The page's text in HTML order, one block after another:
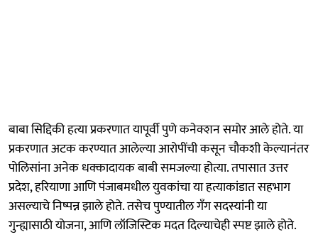
बाबा सिद्दिकी हत्या प्रकरणात यापूर्वी पुणे कनेक्शन समोर आले होते. या
प्रकरणात अटक करण्यात आलेल्या आरोपींची कसून चौकशी केल्यानंतर
पोलिसांना अनेक धक्कादायक बाबी समजल्या होत्या. तपासात उत्तर
प्रदेश, हरियाणा आणि पंजाबमधील युवकांचा या हत्याकांडात सहभाग
असल्याचे निष्पन्न झाले होते. तसेच पुण्यातील गँग सदस्यांनी या
गुन्ह्यासाठी योजना, आणि लॉजिस्टिक मदत दिल्याचेही स्पष्ट झाले होते.